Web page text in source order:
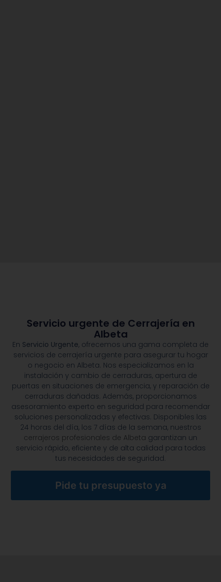
Servicio urgente de Cerrajería en
Albeta
En Servicio Urgente, ofrecemos una gama completa de
servicios de cerrajería urgente para asegurar tu hogar
o negocio en Albeta. Nos especializamos en la
instalación y cambio de cerraduras, apertura de
puertas en situaciones de emergencia, y reparación de
cerraduras dañadas. Además, proporcionamos
asesoramiento experto en seguridad para recomendar
soluciones personalizadas y efectivas. Disponibles las
24 horas del día, los 7 días de la semana, nuestros
cerrajeros profesionales de Albeta garantizan un
servicio rápido, eficiente y de alta calidad para todas
tus necesidades de seguridad.
Pide tu presupuesto ya